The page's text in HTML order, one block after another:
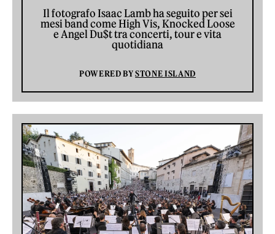
Il fotografo Isaac Lamb ha seguito per sei
mesi band come High Vis, Knocked Loose
e Angel Du$t tra concerti, tour e vita
quotidiana
POWERED BYSTONE ISLAND